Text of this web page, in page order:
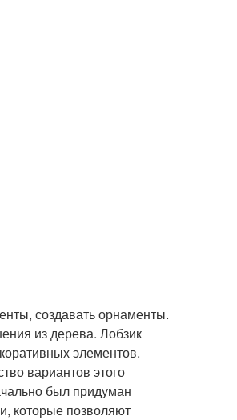
создавать орнаменты.
из дерева. Лобзик
элементов.
вариантов этого
был придуман
которые позволяют